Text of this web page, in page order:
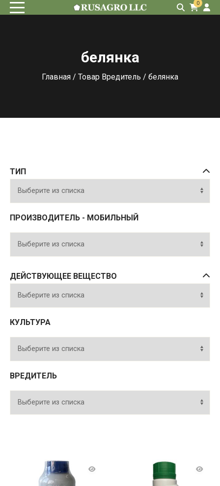
0
белянка
Главная / Товар Вредитель / белянка
ТИП
ПРОИЗВОДИТЕЛЬ - МОБИЛЬНЫЙ
ДЕЙСТВУЮЩЕЕ ВЕЩЕСТВО
КУЛЬТУРА
ВРЕДИТЕЛЬ